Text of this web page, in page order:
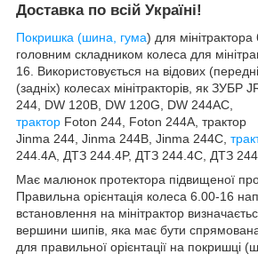
Доставка по всій Україні!
Покришка (шина, гума) для
головним складником колеса для
16 . Використовується на відових
(задніх) колесах мінітракторів, як ЗУБР
244, DW 120B, DW 120G, DW 244AC,
трактор Foton 244, Foton 244A, трактор
Jinma 244, Jinma 244B, Jinma 244C,
244.4A, ДТЗ 244.4P, ДТЗ 244.4С, ДТЗ
Має малюнок протектора підвищеної
Правильна орієнтація колеса 6 .00-16
встановлення на мінітрактор
вершини шипів, яка має бути
для правильної орієнтації на покришці